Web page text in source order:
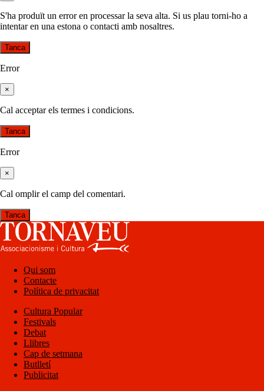
S'ha produït un error en processar la seva alta. Si us plau torni-ho a
intentar en una estona o contacti amb nosaltres.
Tanca
Error
×
Cal acceptar els termes i condicions.
Tanca
Error
×
Cal omplir el camp del comentari.
Tanca
Qui som
Contacte
Política de privacitat
Cultura Popular
Festivals
Debat
Llibres
Cap de setmana
Butlletí
Publicitat